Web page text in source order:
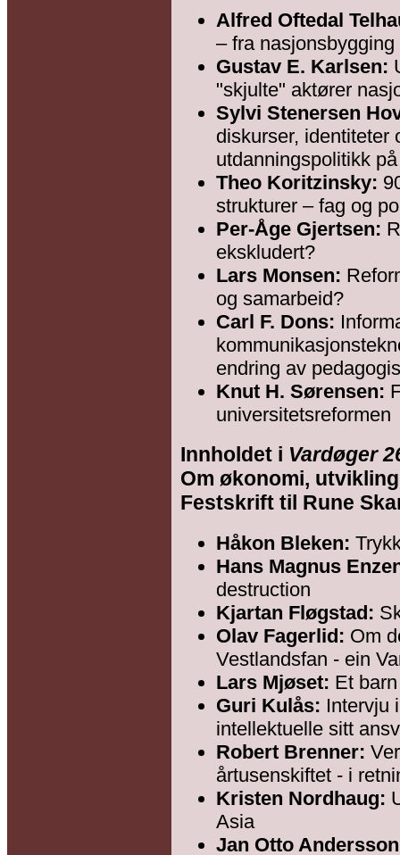
Alfred Oftedal
– fra
Gustav E. Karlsen:
"skjulte" aktører
Sylvi Stenersen
diskurser, identiteter
utdanningspolitikk
Theo Koritzinsky:
strukturer – fag og
Per-Åge Gjertsen:
ekskludert?
Lars Monsen:
og samarbeid?
Carl F. Dons:
endring av
Knut H. Sørensen:
universitetsreformen
Innholdet i Vardøger
Om økonomi,
Festskrift til Rune
Håkon Bleken:
Hans Magnus
destruction
Kjartan Fløgstad:
Olav Fagerlid: Om
Vestlandsfan - ein
Lars Mjøset: Et
Guri Kulås: Intervju
intellektuelle sitt
Robert Brenner:
årtusenskiftet - i
Kristen Nordhaug:
Asia
Jan Otto